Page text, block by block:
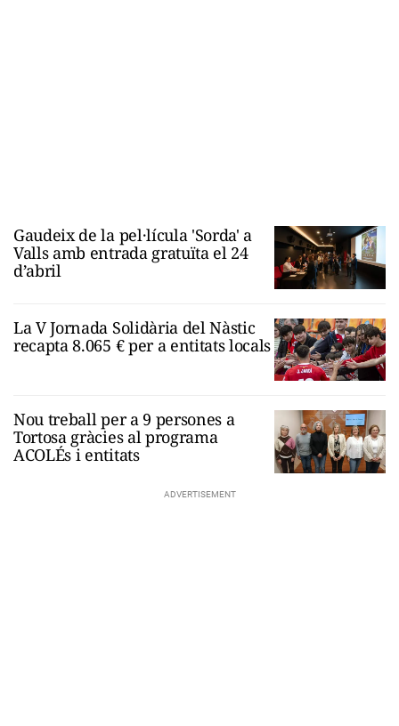
Gaudeix de la pel·lícula 'Sorda' a
Valls amb entrada gratuïta el 24
d’abril
La V Jornada Solidària del Nàstic
recapta 8.065 € per a entitats locals
Nou treball per a 9 persones a
Tortosa gràcies al programa
ACOLÉs i entitats